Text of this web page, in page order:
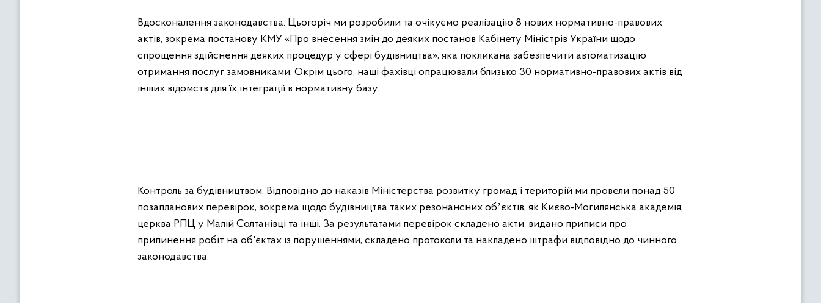
Вдосконалення законодавства. Цьогоріч ми розробили та очікуємо реалізацію 8 нових нормативно-правових
актів, зокрема постанову КМУ «Про внесення змін до деяких постанов Кабінету Міністрів України щодо
спрощення здійснення деяких процедур у сфері будівництва», яка покликана забезпечити автоматизацію
отримання послуг замовниками. Окрім цього, наші фахівці опрацювали близько 30 нормативно-правових актів від
інших відомств для їх інтеграції в нормативну базу.
Контроль за будівництвом. Відповідно до наказів Міністерства розвитку громад і територій ми провели понад 50
позапланових перевірок, зокрема щодо будівництва таких резонансних обʼєктів, як Києво-Могилянська академія,
церква РПЦ у Малій Солтанівці та інші. За результатами перевірок складено акти, видано приписи про
припинення робіт на об'єктах із порушеннями, складено протоколи та накладено штрафи відповідно до чинного
законодавства.